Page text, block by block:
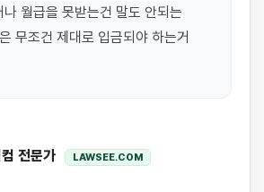
나 월급을 못받는건 말도 안되는
무조건 제대로 입금되야 하는거
전문가 LAWSEE.COM